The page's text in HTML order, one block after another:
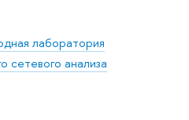
лаборатория
сетевого анализа